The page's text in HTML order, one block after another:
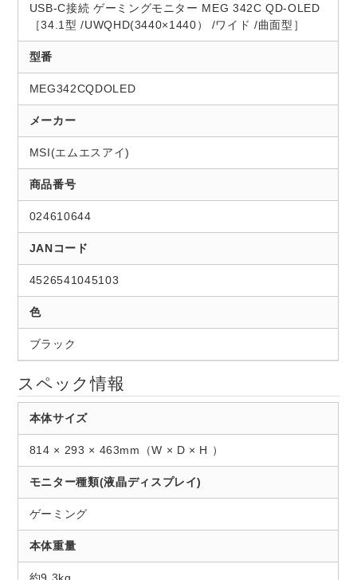
USB-C接続 ゲーミングモニター MEG 342C QD-OLED
［34.1型 /UWQHD(3440×1440） /ワイド /曲面型］
型番
MEG342CQDOLED
メーカー
MSI(エムエスアイ)
商品番号
024610644
JANコード
4526541045103
色
ブラック
スペック情報
本体サイズ
814 × 293 × 463mm（W × D × H ）
モニター種類(液晶ディスプレイ)
ゲーミング
本体重量